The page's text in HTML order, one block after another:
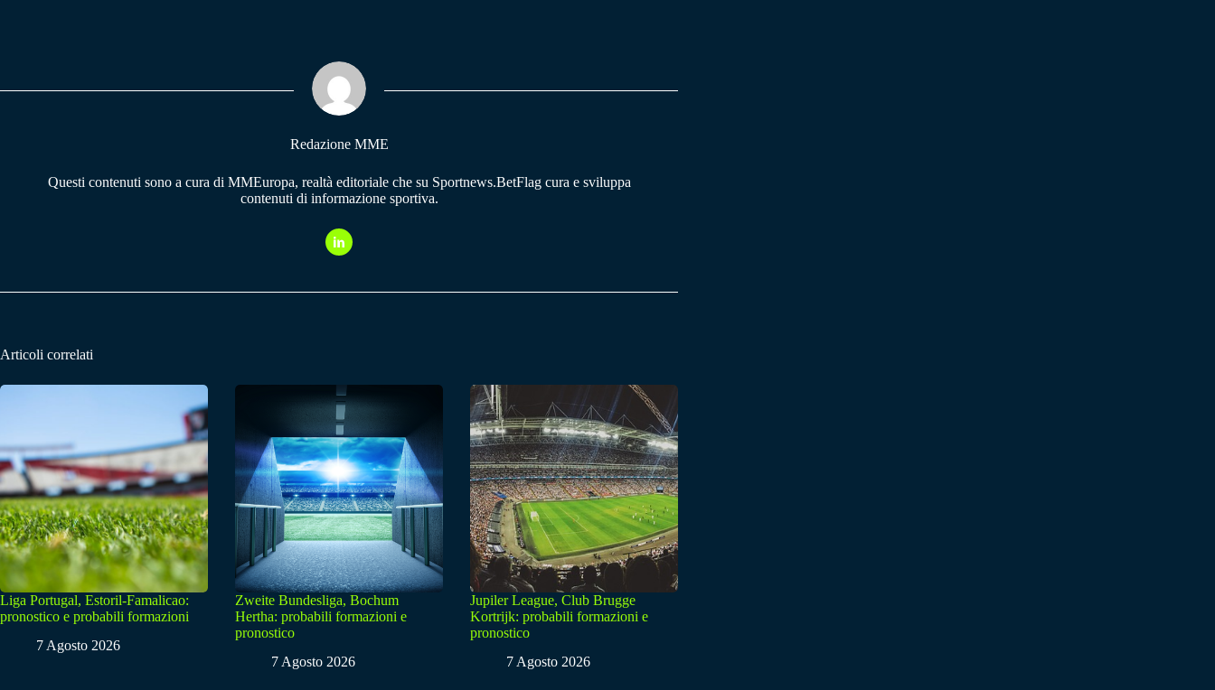
pp m
Redazione MME
Questi contenuti sono a cura di MMEuropa, realtà editoriale che su Sportnews.BetFlag cura e sviluppa
contenuti di informazione sportiva.
Articoli correlati
Liga Portugal, Estoril-Famalicao:
pronostico e probabili formazioni
7 Agosto 2026
Zweite Bundesliga, Bochum
Hertha: probabili formazioni e
pronostico
7 Agosto 2026
Jupiler League, Club Brugge
Kortrijk: probabili formazioni e
pronostico
7 Agosto 2026